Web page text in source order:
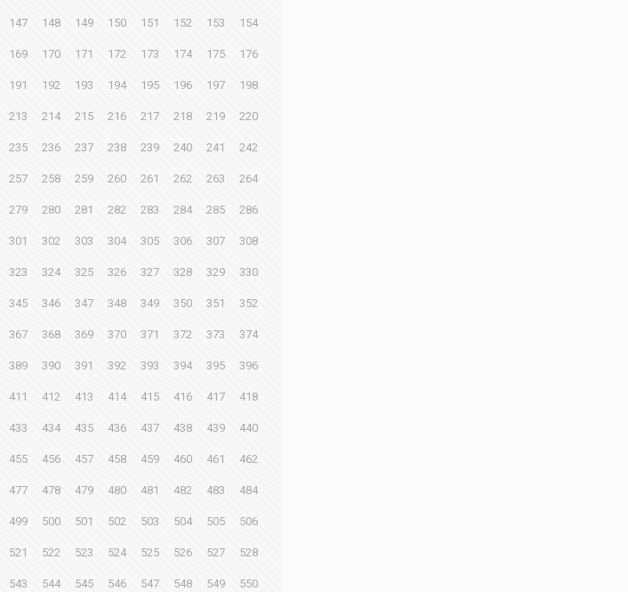
147 148 149 150 151 152 153 154
169 170 171 172 173 174 175 176
191 192 193 194 195 196 197 198
213 214 215 216 217 218 219 220
235 236 237 238 239 240 241 242
257 258 259 260 261 262 263 264
279 280 281 282 283 284 285 286
301 302 303 304 305 306 307 308
323 324 325 326 327 328 329 330
345 346 347 348 349 350 351 352
367 368 369 370 371 372 373 374
389 390 391 392 393 394 395 396
411 412 413 414 415 416 417 418
433 434 435 436 437 438 439 440
455 456 457 458 459 460 461 462
477 478 479 480 481 482 483 484
499 500 501 502 503 504 505 506
521 522 523 524 525 526 527 528
543 544 545 546 547 548 549 550